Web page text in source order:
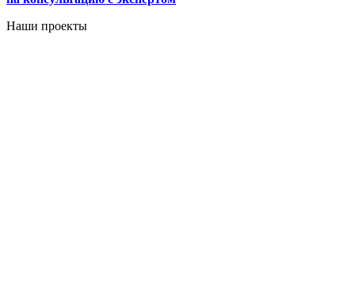
Наши проекты